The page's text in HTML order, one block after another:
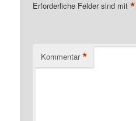
Erforderliche Felder sind mit*
Kommentar *